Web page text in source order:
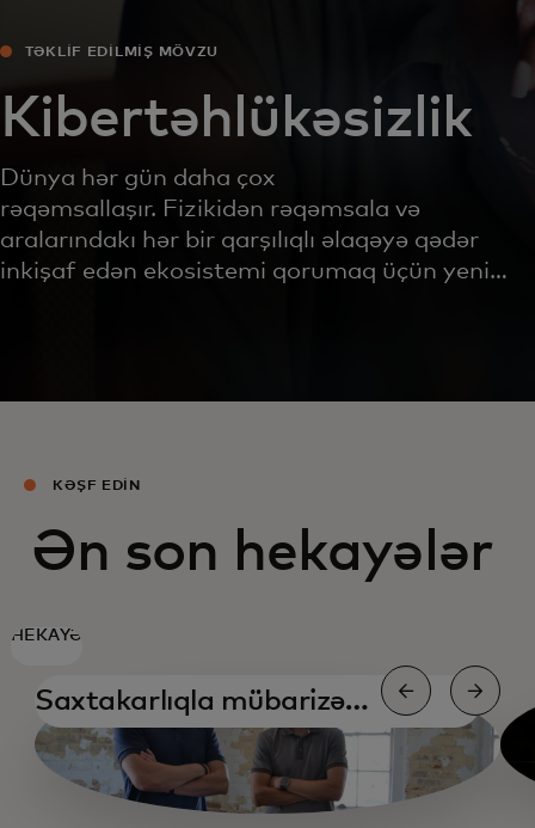
TƏKLİF EDİLMİŞ MÖVZU
Kibertəhlükəsizlik
Dünya hər gün daha çox
rəqəmsallaşır. Fizikidən rəqəmsala və
aralarındakı hər bir qarşılıqlı əlaqəyə qədər
inkişaf edən ekosistemi qorumaq üçün yeni
KƏŞF EDİN
Ən son hekayələr
HEKAYƏ
Saxtakarlıqla mübarizə
aparanlar